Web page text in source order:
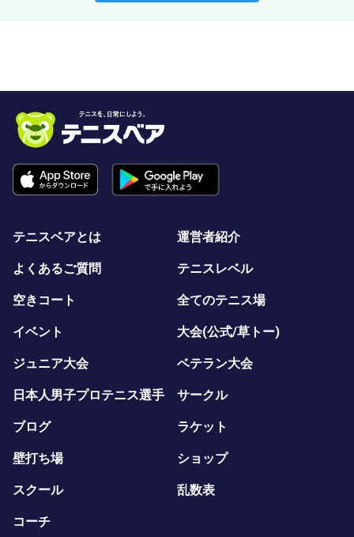
テニスベアとは 運営者紹介
よくあるご質問 テニスレベル
空きコート 全てのテニス場
イベント 大会(公式/草トー)
ジュニア大会 ベテラン大会
日本人男子プロテニス選手 サークル
ブログ ラケット
壁打ち場 ショップ
スクール 乱数表
コーチ